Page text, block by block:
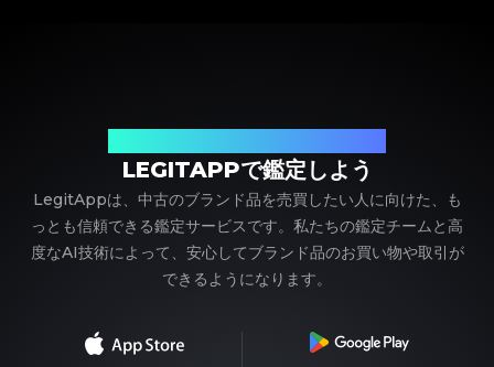
LEGITAPPで鑑定しよう
LegitAppは、中古のブランド品を売買したい人に向けた、も
っとも信頼できる鑑定サービスです。私たちの鑑定チームと高
度なAI技術によって、安心してブランド品のお買い物や取引が
できるようになります。